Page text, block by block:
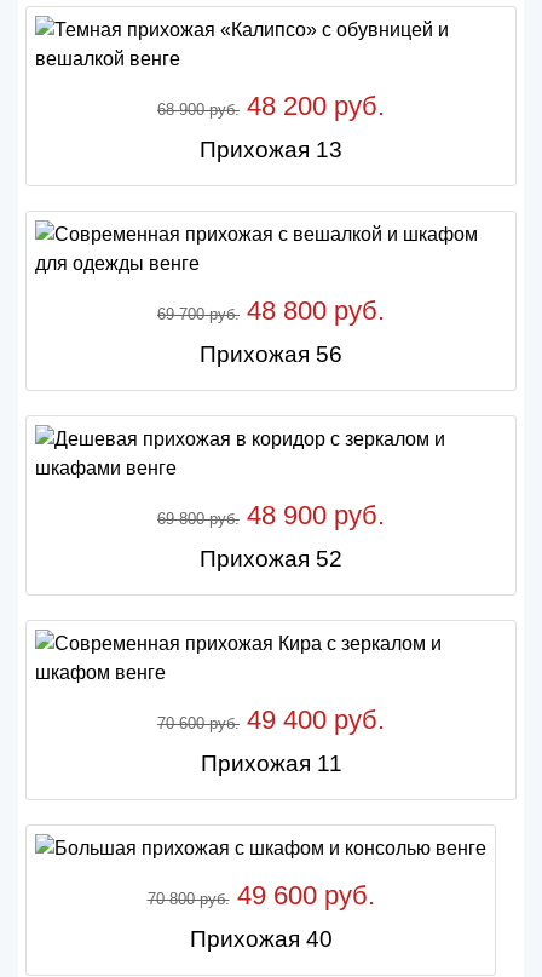
68 900 руб. 48 200 руб.
Прихожая 13
69 700 руб. 48 800 руб.
Прихожая 56
69 800 руб. 48 900 руб.
Прихожая 52
70 600 руб. 49 400 руб.
Прихожая 11
70 800 руб.49 600 руб.
Прихожая 40